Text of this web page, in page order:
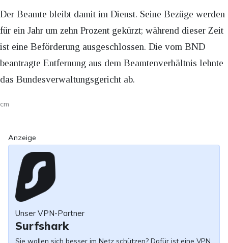
Der Beamte bleibt damit im Dienst. Seine Bezüge werden
für ein Jahr um zehn Prozent gekürzt; während dieser Zeit
ist eine Beförderung ausgeschlossen. Die vom BND
beantragte Entfernung aus dem Beamtenverhältnis lehnte
das Bundesverwaltungsgericht ab.
cm
Anzeige
Unser VPN-Partner
Surfshark
Sie wollen sich besser im Netz schützen? Dafür ist eine VPN